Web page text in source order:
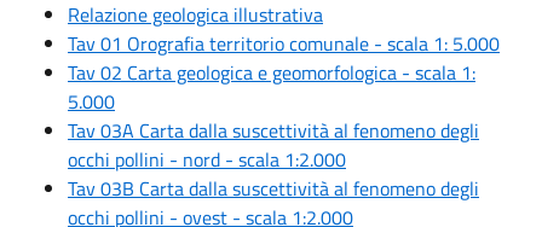
Relazione geologica illustrativa
Tav 01 Orografia territorio comunale - scala 1: 5.000
Tav 02 Carta geologica e geomorfologica - scala 1:
5.000
Tav 03A Carta dalla suscettività al fenomeno degli
occhi pollini - nord - scala 1:2.000
Tav 03B Carta dalla suscettività al fenomeno degli
occhi pollini - ovest - scala 1:2.000